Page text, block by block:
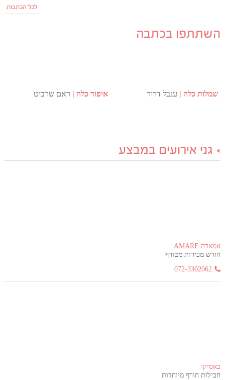
לכל הכתבות
השתתפו בכתבה
שמלות כלה ענבל דרור איפור כלה ראם שרביט
גני אירועים במבצע
אמארה AMARE
חודש מכירות מטורף
072-3302062
באסיקו
חבילות חורף מיוחדות